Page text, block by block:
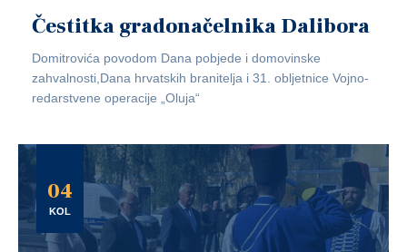
Čestitka gradonačelnika Dalibora
Domitrovića povodom Dana pobjede i domovinske
zahvalnosti,Dana hrvatskih branitelja i 31. obljetnice Vojno-
redarstvene operacije „Oluja“
04
KOL